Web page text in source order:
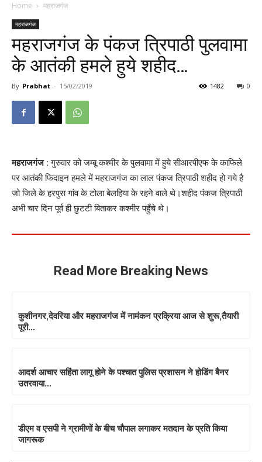
Home महराजगंज
महराजगंज
महराजगंज के पंकज त्रिपाठी पुलवामा
के आतंकी हमले हुये शहीद…
By Prabhat - 15/02/2019 0
1482
महराजगंज: गुरुवार को जम्बू कश्मीर के पुलवामा में हुये सीआरपीएफ के काफिले
पर आतंकी फिदाइन हमले में महराजगंज का लाल पंकज त्रिपाठी शहीद हो गये है
जो जिले के हरपुरा गांव के टोला बेलहिया के रहनेे वाले थे।शहीद पंकज त्रिपाठी
अभी चार दिन पूर्व ही छुटटी बिताकर कश्मीर पहुँचे थे।
Read More Breaking News
कुशीनगर,देवरिया और महराजगंज में नामंकन प्रक्रिया आज से शुरू,तैयारी
पूरी…
आदर्श आचार सहिंता लागू होने के पश्चात पुलिस प्रशासन ने होडिंग बैनर
उतरवाया…
डीएम व एसपी ने ग्रामीणों के बीच चौपाल लगाकर मतदान के प्रति किया
जागरूक